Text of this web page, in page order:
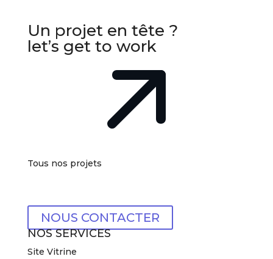
Un projet en tête ?
let’s get to work
Tous nos projets
NOUS CONTACTER
NOS SERVICES
Site Vitrine